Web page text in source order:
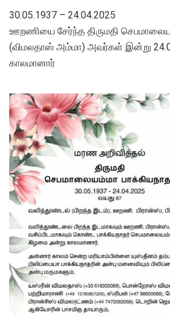
30.05.1937 – 24.04.2025
ஊறணியை சேர்ந்த திருமதி
(விமலதாஸ் அம்மா) அவர்கள் இன்று
காலமானார்